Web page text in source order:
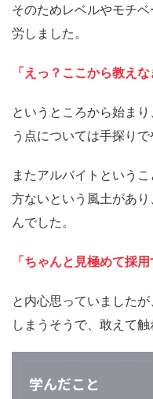
そのためレベルやモチ
労しました。
「えっ？ここから教え
というところから始ま
う点については手探りで
またアルバイトという
方ないという風土があ
んでした。
「ちゃんと見極めて採
と内心思っていました
しまうそうで、敢えて
学んだこと